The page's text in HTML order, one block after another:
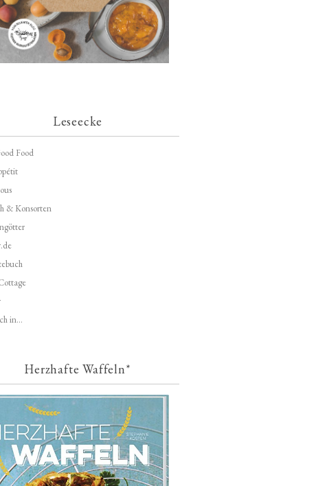
Leseecke
Food
& Konsorten
in...
Herzhafte Waffeln*